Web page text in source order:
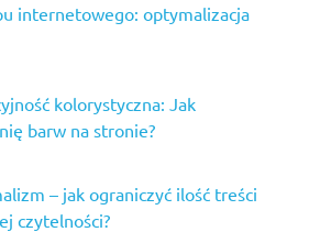
internetowego: optymalizacja
kolorystyczna: Jak
barw na stronie?
– jak ograniczyć ilość treści
czytelności?